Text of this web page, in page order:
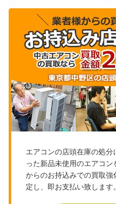
エアコンの店頭在庫の処
った新品未使用のエアコ
からのお持込みでの買取強
定し、即お支払い致します。